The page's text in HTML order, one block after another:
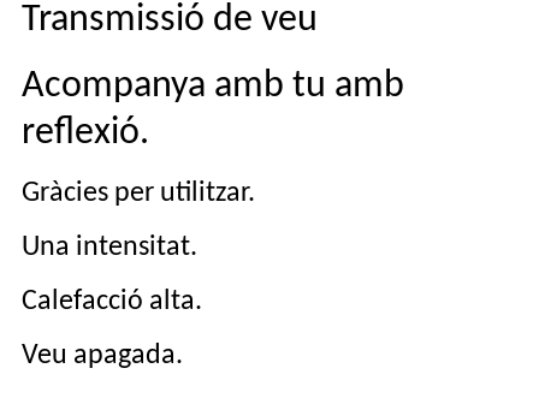
Transmissió de veu
Acompanya amb tu amb
reflexió.
Gràcies per utilitzar.
Una intensitat.
Calefacció alta.
Veu apagada.